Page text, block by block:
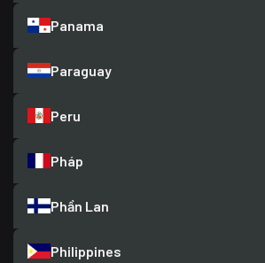
Panama
Paraguay
Peru
Pháp
Phần Lan
Philippines